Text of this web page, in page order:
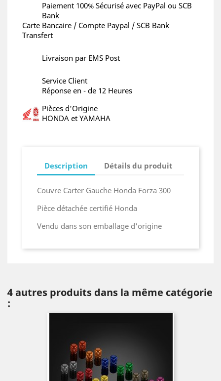
Paiement 100% Sécurisé avec PayPal ou SCB
Bank
Carte Bancaire / Compte Paypal / SCB Bank
Transfert
Livraison par EMS Post
Service Client
Réponse en - de 12 Heures
Pièces d'Origine
HONDA et YAMAHA
Description Détails du produit
Couvre Carter Gauche Honda Forza 300
Pièce détachée certifié Honda
Vendu dans son emballage d'origine
4 autres produits dans la même catégorie
: